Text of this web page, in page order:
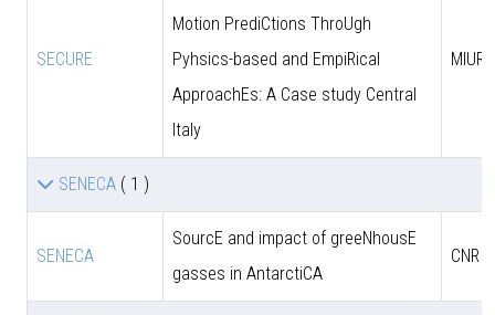
SECURE
Motion PrediCtions ThroUgh
Pyhsics-based and EmpiRical
ApproachEs: A Case study Central
Italy
MIUR
SENECA ( 1 )
SENECA
SourcE and impact of greeNhousE
gasses in AntarctiCA
CNR